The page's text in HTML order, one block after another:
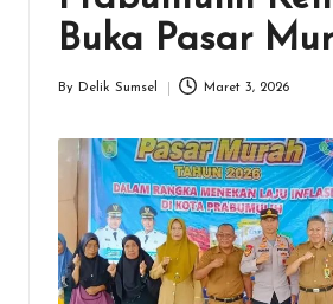
Buka Pasar
By Delik Sumsel Maret 3, 2026